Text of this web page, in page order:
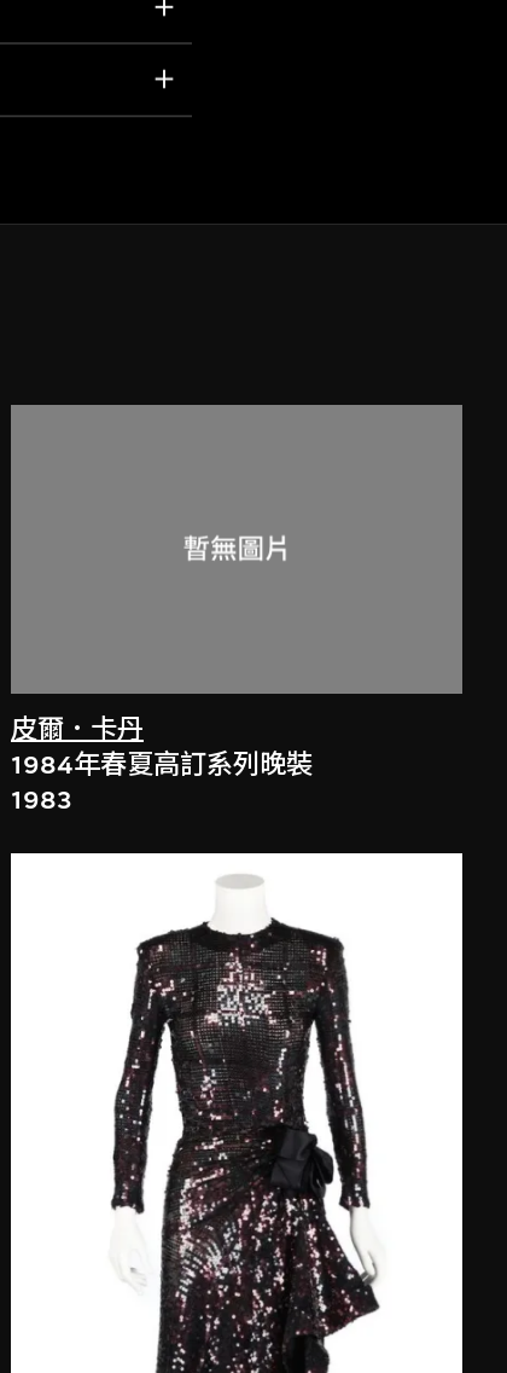
皮爾．卡丹
1984年春夏高訂系列晚裝
1983